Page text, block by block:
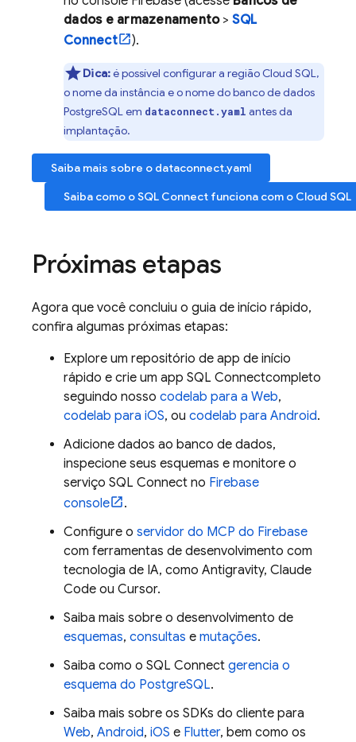
dados e armazenamento>SQL
Connect
).
Dica:é possível configurar a região Cloud SQL,
o nome da instância e o nome do banco de dados
PostgreSQL em dataconnect.yaml antes da
implantação.
Saiba mais sobre o dataconnect.yaml
Saiba como oSQL Connect funciona com o Cloud SQL
Próximas etapas
Agora que você concluiu o guia de início rápido,
confira algumas próximas etapas:
Explore um repositório de app de início
rápido e crie um app SQL Connectcompleto
seguindo nosso codelab para a Web,
codelab para iOS, ou codelab para Android.
Adicione dados ao banco de dados,
inspecione seus esquemas e monitore o
serviço SQL Connect no Firebase
console
.
Configure o servidor do MCP do Firebase
com ferramentas de desenvolvimento com
tecnologia de IA, como Antigravity, Claude
Code ou Cursor.
Saiba mais sobre o desenvolvimento de
esquemas, consultas e mutações.
Saiba como o SQL Connect gerencia o
esquema do PostgreSQL.
Saiba mais sobre os SDKs do cliente para
Web, Android, iOS e Flutter, bem como os